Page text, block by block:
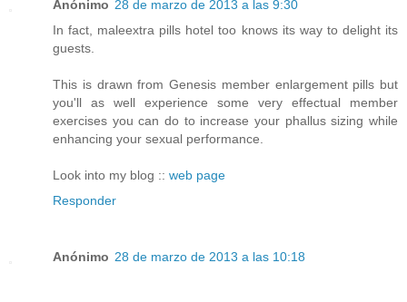
Anónimo 28 de marzo de 2013 a las 9:30
In fact, maleextra pills hotel too knows its way to delight its
guests.
This is drawn from Genesis member enlargement pills but
you'll as well experience some very effectual member
exercises you can do to increase your phallus sizing while
enhancing your sexual performance.
Look into my blog :: web page
Responder
Anónimo 28 de marzo de 2013 a las 10:18